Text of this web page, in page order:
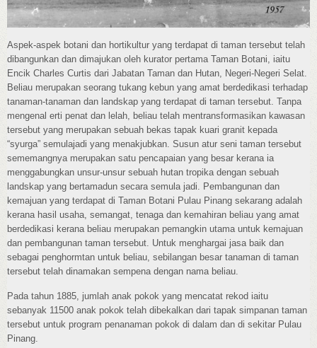
Aspek-aspek botani dan hortikultur yang terdapat di taman tersebut telah
dibangunkan dan dimajukan oleh kurator pertama Taman Botani, iaitu
Encik Charles Curtis dari Jabatan Taman dan Hutan, Negeri-Negeri Selat.
Beliau merupakan seorang tukang kebun yang amat berdedikasi terhadap
tanaman-tanaman dan landskap yang terdapat di taman tersebut. Tanpa
mengenal erti penat dan lelah, beliau telah mentransformasikan kawasan
tersebut yang merupakan sebuah bekas tapak kuari granit kepada
“syurga” semulajadi yang menakjubkan. Susun atur seni taman tersebut
sememangnya merupakan satu pencapaian yang besar kerana ia
menggabungkan unsur-unsur sebuah hutan tropika dengan sebuah
landskap yang bertamadun secara semula jadi. Pembangunan dan
kemajuan yang terdapat di Taman Botani Pulau Pinang sekarang adalah
kerana hasil usaha, semangat, tenaga dan kemahiran beliau yang amat
berdedikasi kerana beliau merupakan pemangkin utama untuk kemajuan
dan pembangunan taman tersebut. Untuk menghargai jasa baik dan
sebagai penghormtan untuk beliau, sebilangan besar tanaman di taman
tersebut telah dinamakan sempena dengan nama beliau.
Pada tahun 1885, jumlah anak pokok yang mencatat rekod iaitu
sebanyak 11500 anak pokok telah dibekalkan dari tapak simpanan taman
tersebut untuk program penanaman pokok di dalam dan di sekitar Pulau
Pinang.